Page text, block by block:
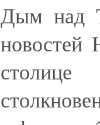
Дым над
новостей